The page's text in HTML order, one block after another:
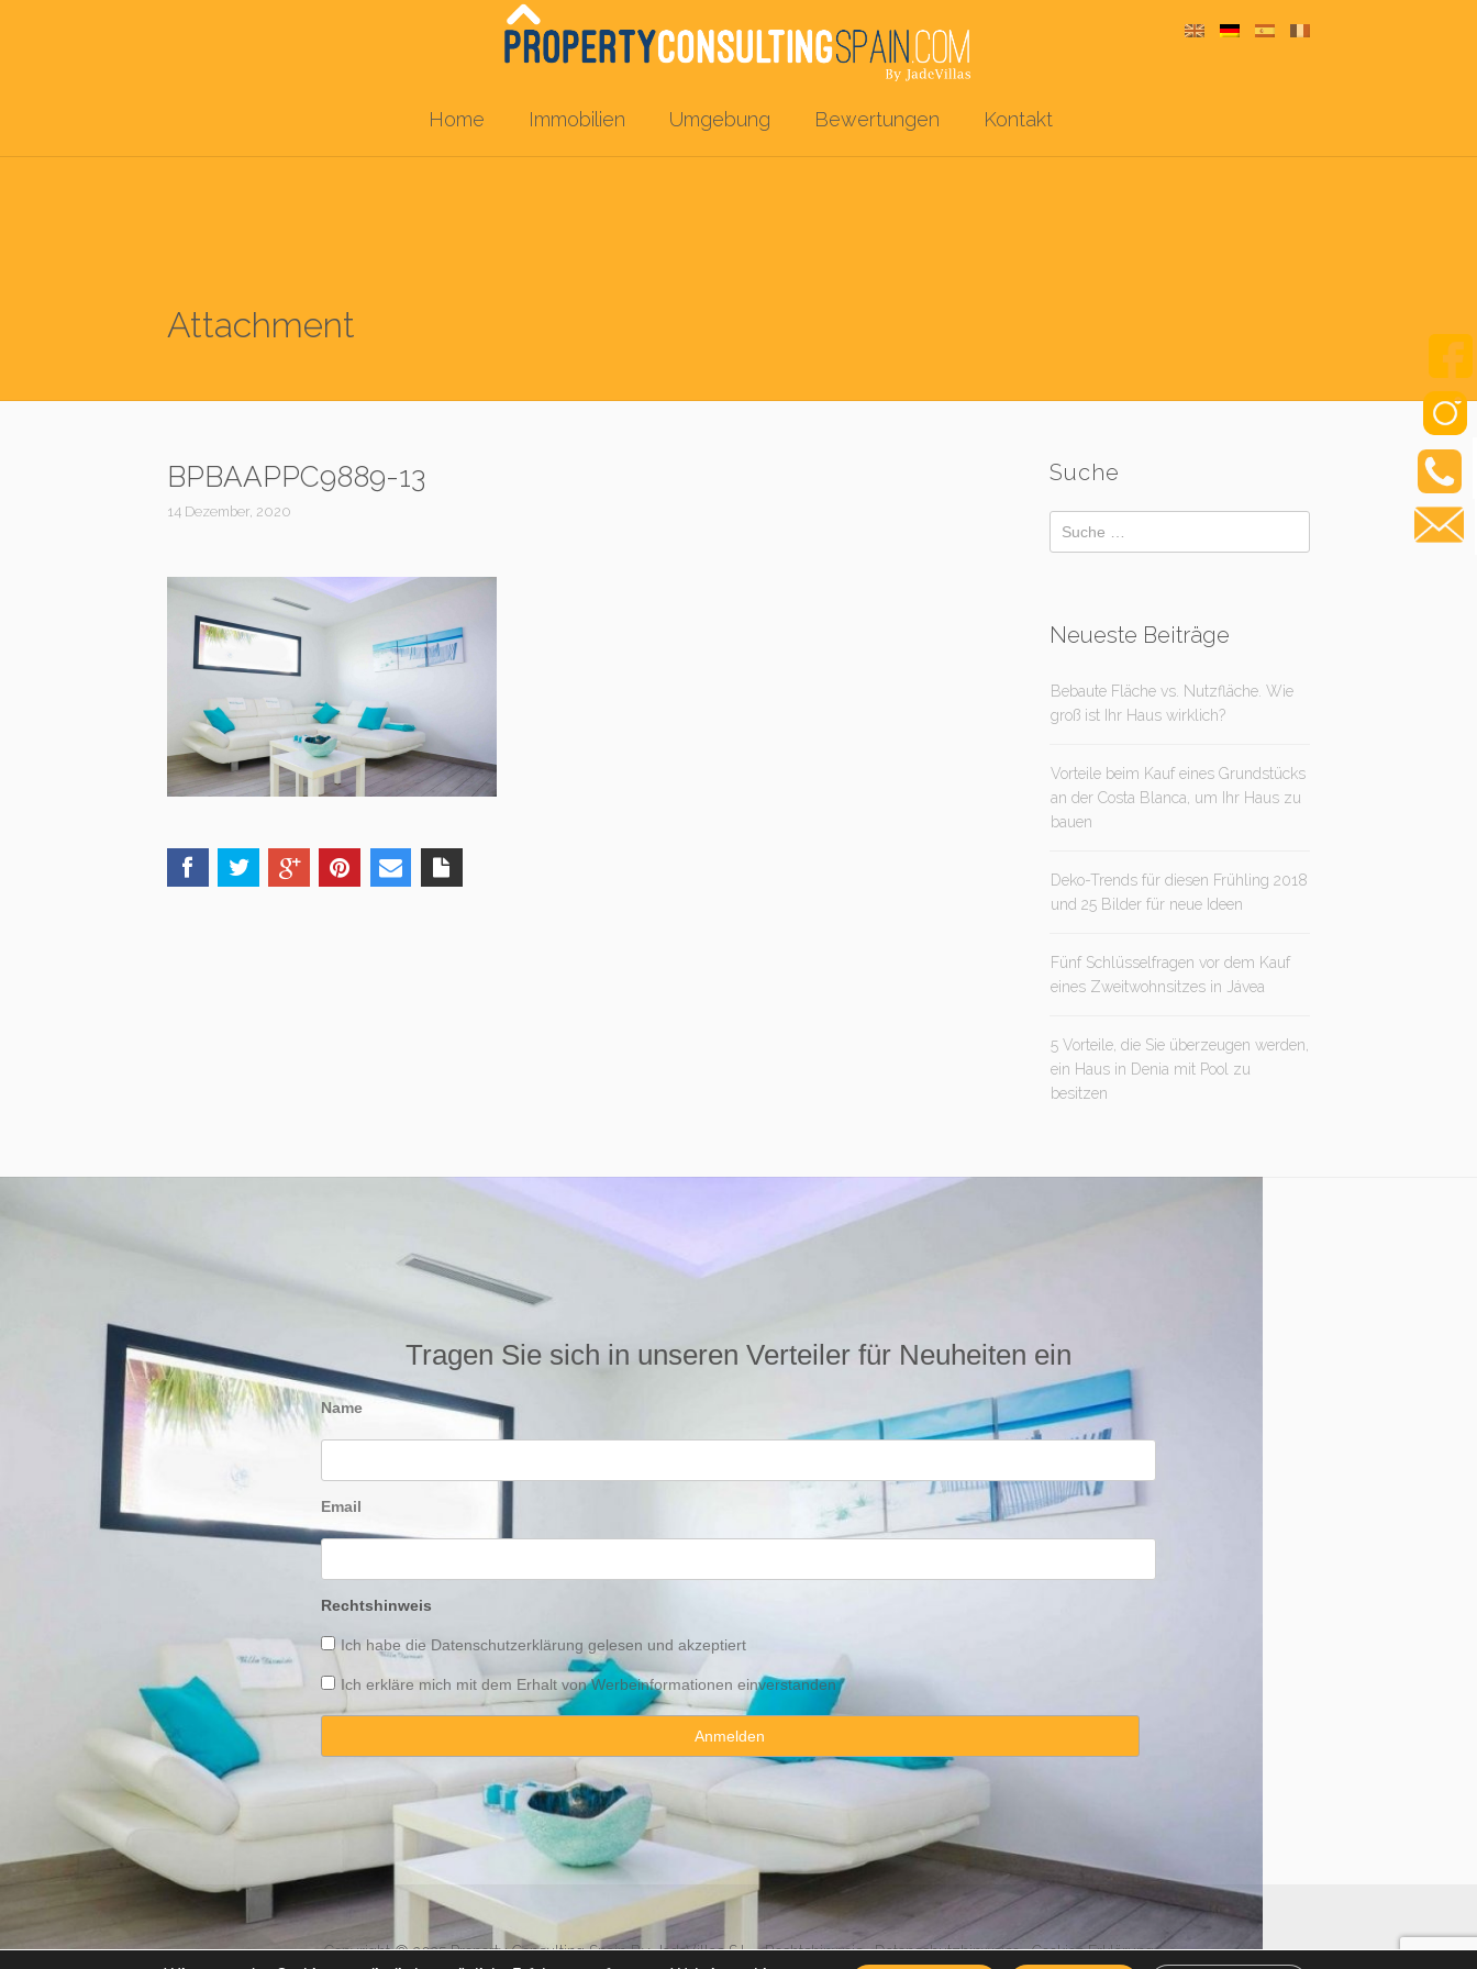
Home Immobilien Umgebung Bewertungen Kontakt
Attachment
BPBAAPPC9889-13
14 Dezember, 2020
Suche
Neueste Beiträge
Bebaute Fläche vs. Nutzfläche. Wie
groß ist Ihr Haus wirklich?
Vorteile beim Kauf eines Grundstücks
an der Costa Blanca, um Ihr Haus zu
bauen
Deko-Trends für diesen Frühling 2018
und 25 Bilder für neue Ideen
Fünf Schlüsselfragen vor dem Kauf
eines Zweitwohnsitzes in Jávea
5 Vorteile, die Sie überzeugen werden,
ein Haus in Denia mit Pool zu
besitzen
Tragen Sie sich in unseren Verteiler für Neuheiten ein
Name
Email
Rechtshinweis
Ich habe die Datenschutzerklärung gelesen und akzeptiert
Ich erkläre mich mit dem Erhalt von Werbeinformationen einverstanden
Copyright © 2025 Property Consulting Spain By JadeVillas S.L. ·Rechtshinweis·Datenschutzhinweise·Cookies Erklärung